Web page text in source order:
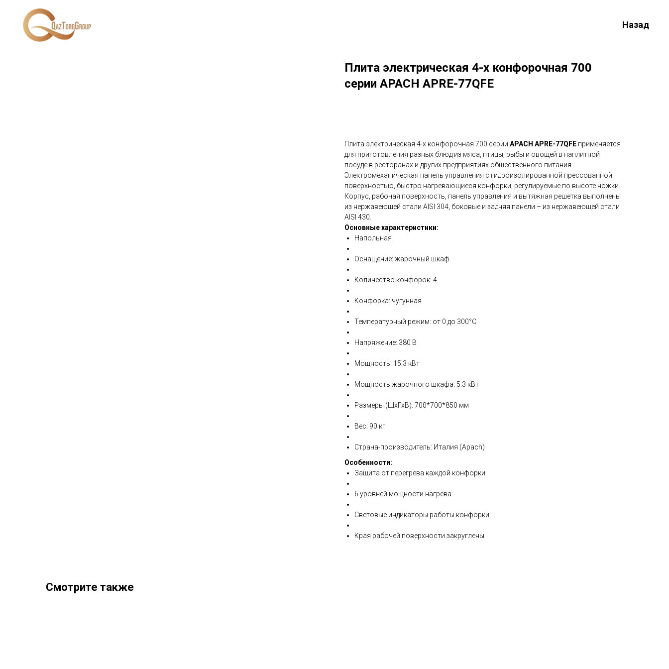
Назад
Плита электрическая 4-х конфорочная 700
серии APACH APRЕ-77QFE
Плита электрическая 4-х конфорочная 700 серии APACH APRЕ-77QFE применяется
для приготовления разных блюд из мяса, птицы, рыбы и овощей в наплитной
посуде в ресторанах и других предприятиях общественного питания.
Электромеханическая панель управления с гидроизолированной прессованной
поверхностью, быстро нагревающиеся конфорки, регулируемые по высоте ножки.
Корпус, рабочая поверхность, панель управления и вытяжная решетка выполнены
из нержавеющей стали AISI 304, боковые и задняя панели – из нержавеющей стали
AISI 430.
Основные характеристики:
Напольная
Оснащение: жарочный шкаф
Количество конфорок: 4
Конфорка: чугунная
Температурный режим: от 0 до 300°С
Напряжение: 380 В
Мощность: 15.3 кВт
Мощность жарочного шкафа: 5.3 кВт
Размеры (ШхГхВ): 700*700*850 мм
Вес: 90 кг
Страна-производитель: Италия (Apach)
Особенности:
Защита от перегрева каждой конфорки
6 уровней мощности нагрева
Световые индикаторы работы конфорки
Края рабочей поверхности закруглены
Смотрите также